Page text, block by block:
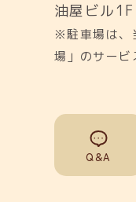
油屋ビル1F
※駐車場は、
場」のサービ
Q&A